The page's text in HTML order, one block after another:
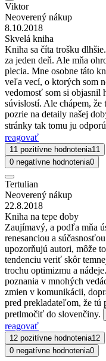
Viktor
Neoverený nákup
8.10.2018
Skvelá kniha
Kniha sa číta trošku
za jeden deň. Ale mňa
plecia. Mne osobne táto
veľa vecí, o ktorých som
vedomosť som si objasnil
súvislostí. Ale chápem, že
pozrie na detaily našej
stránky tak tomu ju
reagovať
11 pozitívne hodnotenia11
0 negatívne hodnotenia0
Tertulian
Neoverený nákup
22.8.2018
Kniha na tepe doby
Zaujímavý, a podľa mňa
renesanciou a
upozorňujú autori, môže
tendenciu veriť skôr
trochu optimizmu a
poznania v mnohých
zmien v komunikácii,
pred prekladateľom, že tú
pretlmočiť do slovenčiny.
reagovať
12 pozitívne hodnotenia12
0 negatívne hodnotenia0